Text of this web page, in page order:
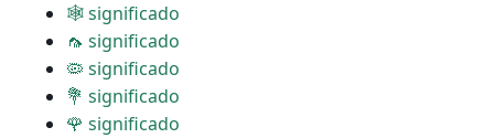
🕸 significado
🦟 significado
🦠 significado
💐 significado
🌹 significado